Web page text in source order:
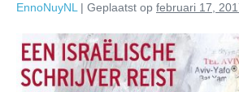
EnnoNuyNL | Geplaatst op februari 17,